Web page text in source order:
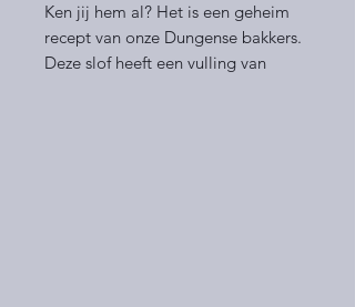
Ken jij hem al? Het is een geheim
recept van onze Dungense bakkers.
Deze slof heeft een vulling van